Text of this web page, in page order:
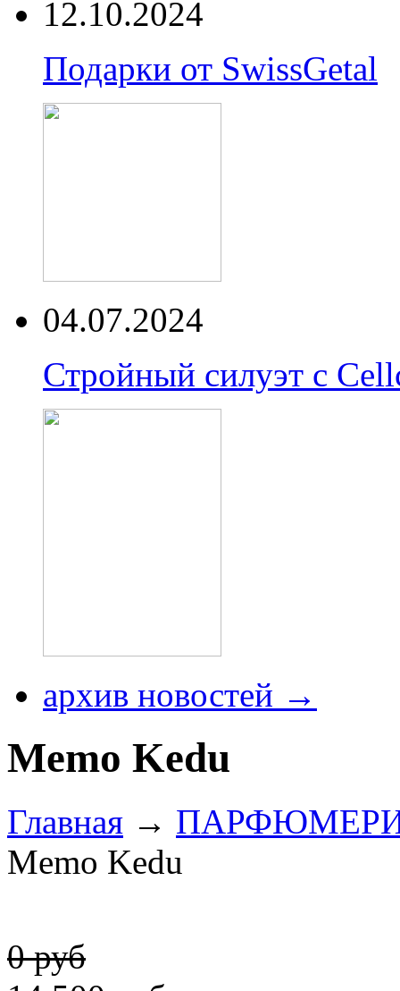
12.10.2024
Подарки от SwissGetal
04.07.2024
Стройный силуэт с
архив новостей →
Memo Kedu
Главная →
Memo Kedu
0 руб